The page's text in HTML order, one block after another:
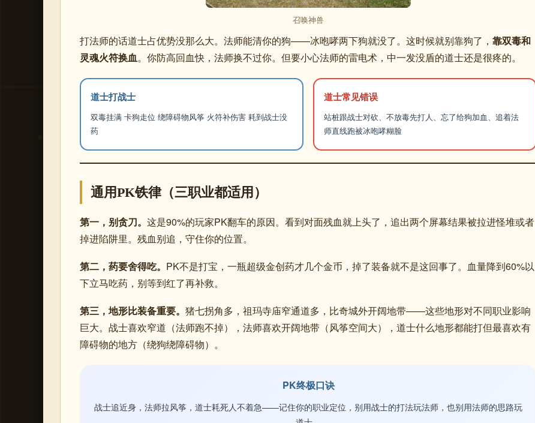
召唤神兽
打法师的话道士占优势没那么大。法师能清你的狗——冰咆哮两下狗就没了。这时候就别靠狗了， 靠双毒和
灵魂火符换血。你防高回血快，法师换不过你。但要小心法师的雷电术，中一发没盾的道士还是很疼的。
道士打战士
双毒挂满 卡狗走位 绕障碍物风筝 火符补伤害 耗到战士没
药
道士常见错误
站桩跟战士对砍、不放毒先打人、忘了给狗加血、追着法
师直线跑被冰咆哮糊脸
通用PK铁律（三职业都适用）
第一，别贪刀。 这是90%的玩家PK翻车的原因。看到对面残血就上头了，追出两个屏幕结果被拉进怪堆或者
掉进陷阱里。残血别追，守住你的位置。
第二，药要舍得吃。 PK不是打宝，一瓶超级金创药才几个金币，掉了装备就不是这回事了。血量降到60%以
下立马吃药，别等到红了再补救。
第三，地形比装备重要。 猪七拐角多，祖玛寺庙窄通道多，比奇城外开阔地带——这些地形对不同职业影响
巨大。战士喜欢窄道（法师跑不掉），法师喜欢开阔地带（风筝空间大），道士什么地形都能打但最喜欢有
障碍物的地方（绕狗绕障碍物）。
PK终极口诀
战士追近身，法师拉风筝，道士耗死人不着急——记住你的职业定位，别用战士的打法玩法师，也别用法师的思路玩